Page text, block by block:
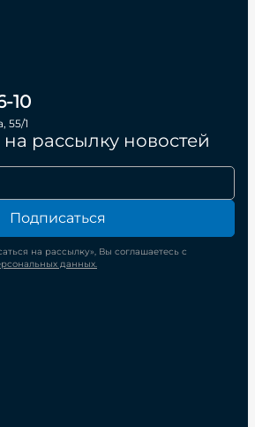
10
55/1
рассылку новостей
Подписаться
на рассылку», Вы соглашаетесь с
данных.